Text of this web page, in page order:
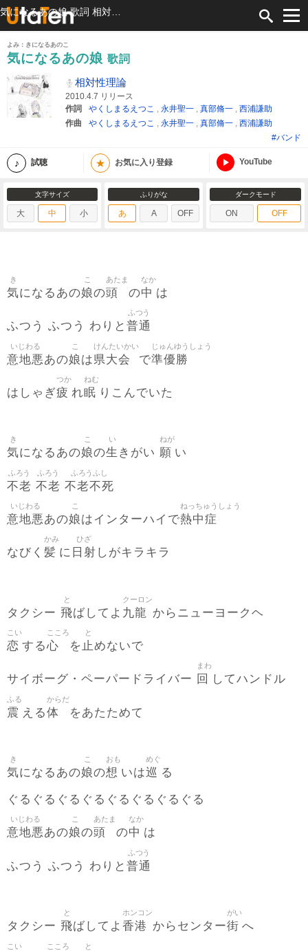
よみ：きになるあのこ
気になるあの娘 歌詞
相対性理論
2010.4.7 リリース
作詞
やくしまるえつこ , 永井聖一 , 真部脩一 , 西浦謙助
作曲
やくしまるえつこ , 永井聖一 , 真部脩一 , 西浦謙助
#バンド
試聴 ★ お気に入り登録 YouTube
文字サイズ
大 中 小
ふりがな
あ A OFF
ダークモード
ON OFF
気
き
になるあの娘
こ
の頭
あたま
の中
なか
は
ふつう ふつう わりと 普通
ふつう
意地悪
いじわる
あの娘
こ
は県大会
けんたいかい
で準優勝
じゅんゆうしょう
はしゃぎ疲
つか
れ眠
ねむ
りこんでいた
気
き
になるあの娘
こ
の生
い
きがい 願
ねが
い
不老
ふろう
不老
ふろう
不老不死
ふろうふし
意地悪
いじわる
あの娘
こ
はインターハイで熱中症
ねっちゅうしょう
なびく 髪
かみ
に 日射
ひざ
しがキラキラ
タクシー 飛
と
ばしてよ 九龍
クーロン
からニューヨークヘ
恋
こい
する心
こころ
を止
と
めないで
サイボーグ・ペーパードライバー 回
まわ
してハンドル
震
ふる
える体
からだ
をあたためて
気
き
になるあの娘
こ
の想
おも
いは巡
めぐ
る
ぐるぐるぐるぐるぐるぐるぐるぐる
意地悪
いじわる
あの娘
こ
の頭
あたま
の中
なか
は
ふつう ふつう わりと 普通
ふつう
タクシー 飛
と
ばしてよ 香港
ホンコン
からセンター街
がい
へ
こい こころ と